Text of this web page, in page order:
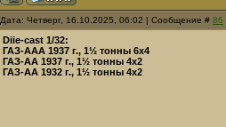
Дата: Четверг, 16.10.2025, 06:02 | Сообщение # 86
Diie-cast 1/32:
ГАЗ-ААА 1937 г., 1½ тонны 6х4
ГАЗ-АА 1937 г., 1½ тонны 4х2
ГАЗ-АА 1932 г., 1½ тонны 4х2